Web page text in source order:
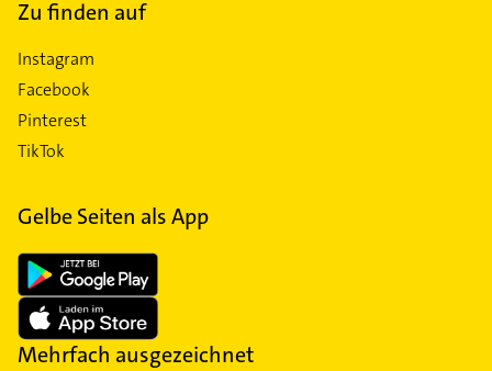
Zu finden auf
Instagram
Facebook
Pinterest
TikTok
Gelbe Seiten als App
Mehrfach ausgezeichnet